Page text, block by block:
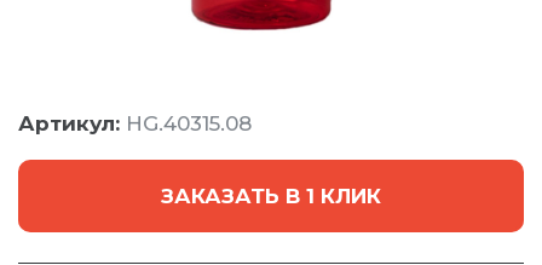
Артикул: HG.40315.08
ЗАКАЗАТЬ В 1 КЛИК